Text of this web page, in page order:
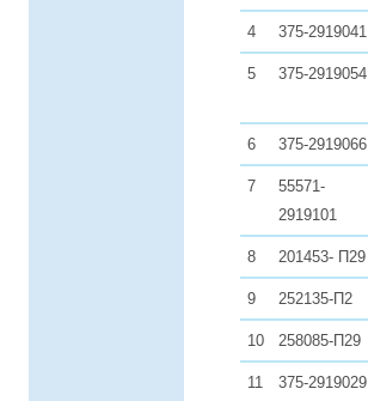
4 375-2919041
5 375-2919054
6 375-2919066
7
55571-
2919101
8 201453- П29
9 252135-П2
10 258085-П29
11 375-2919029